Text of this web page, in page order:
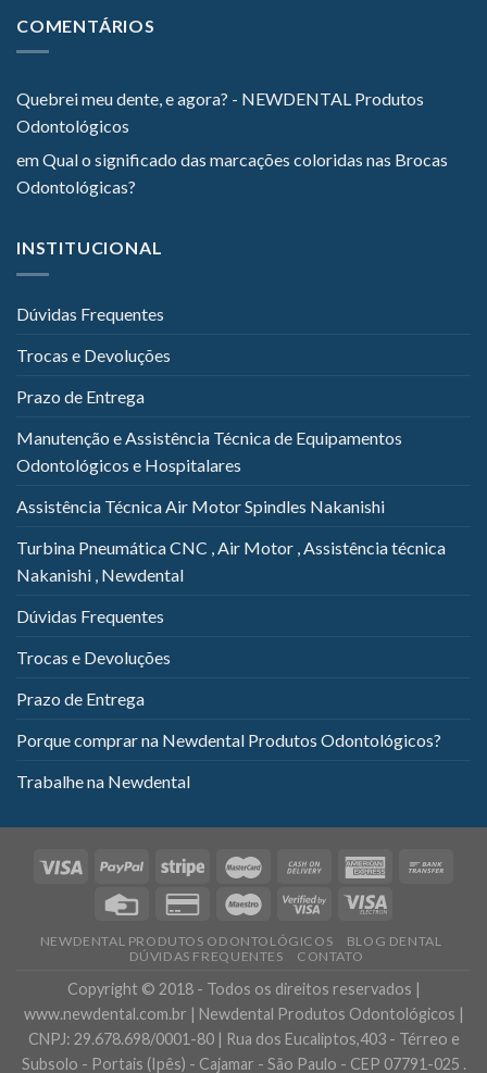
COMENTÁRIOS
Quebrei meu dente, e agora? - NEWDENTAL Produtos
Odontológicos
emQual o significado das marcações coloridas nas Brocas
Odontológicas?
INSTITUCIONAL
Dúvidas Frequentes
Trocas e Devoluções
Prazo de Entrega
Manutenção e Assistência Técnica de Equipamentos
Odontológicos e Hospitalares
Assistência Técnica Air Motor Spindles Nakanishi
Turbina Pneumática CNC , Air Motor , Assistência técnica
Nakanishi , Newdental
Dúvidas Frequentes
Trocas e Devoluções
Prazo de Entrega
Porque comprar na Newdental Produtos Odontológicos?
Trabalhe na Newdental
NEWDENTAL PRODUTOS ODONTOLÓGICOS
BLOG DENTAL
DÚVIDAS FREQUENTES
CONTATO
Copyright © 2018 - Todos os direitos reservados |
www.newdental.com.br | Newdental Produtos Odontológicos |
CNPJ: 29.678.698/0001-80 | Rua dos Eucaliptos,403 - Térreo e
Subsolo - Portais (Ipês) - Cajamar - São Paulo - CEP 07791-025 .